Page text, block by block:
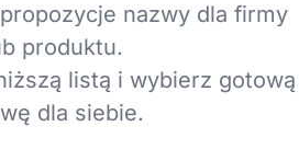
nazwy dla firmy
produktu.
listą i wybierz gotową
dla siebie.